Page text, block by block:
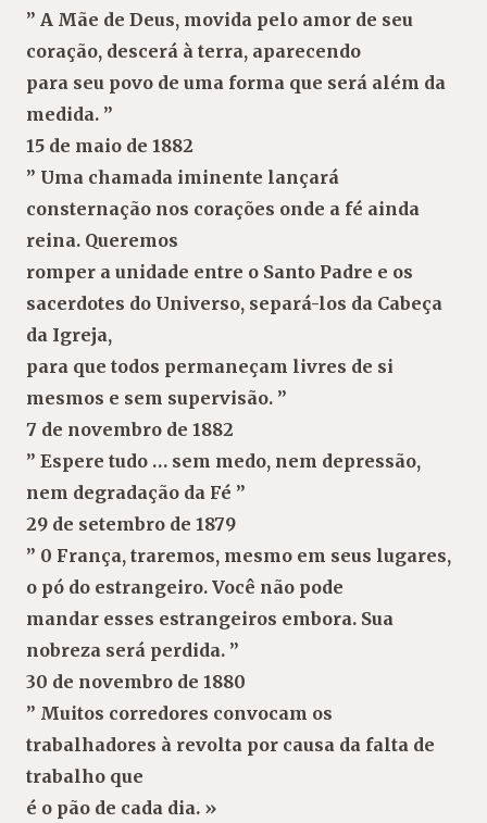
” A Mãe de Deus, movida pelo amor de seu
coração, descerá à terra, aparecendo
para seu povo de uma forma que será além da
medida. ”
15 de maio de 1882
” Uma chamada iminente lançará
consternação nos corações onde a fé ainda
reina. Queremos
romper a unidade entre o Santo Padre e os
sacerdotes do Universo, separá-los da Cabeça
da Igreja,
para que todos permaneçam livres de si
mesmos e sem supervisão. ”
7 de novembro de 1882
” Espere tudo … sem medo, nem depressão,
nem degradação da Fé ”
29 de setembro de 1879
” 0 França, traremos, mesmo em seus lugares,
o pó do estrangeiro. Você não pode
mandar esses estrangeiros embora. Sua
nobreza será perdida. ”
30 de novembro de 1880
” Muitos corredores convocam os
trabalhadores à revolta por causa da falta de
trabalho que
é o pão de cada dia. »